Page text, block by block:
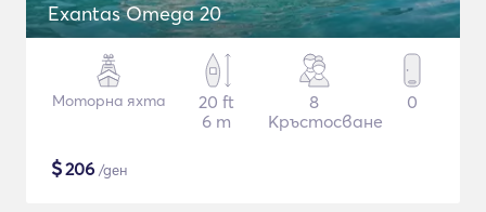
Exantas Omega 20
Моторна яхта
20 ft
6 m
8
Кръстосване
0
$206 /ден